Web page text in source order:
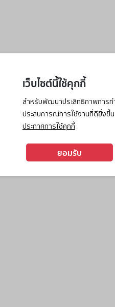
เว็บไซต์นี้ใช้คุกกี้
สำหรับพัฒนาประสิทธิภาพการท
ประสบการณ์การใช้งานที่ดียิ่งขึ้น
ประกาศการใช้คุกกี้
ยอมรับ
has occurred while